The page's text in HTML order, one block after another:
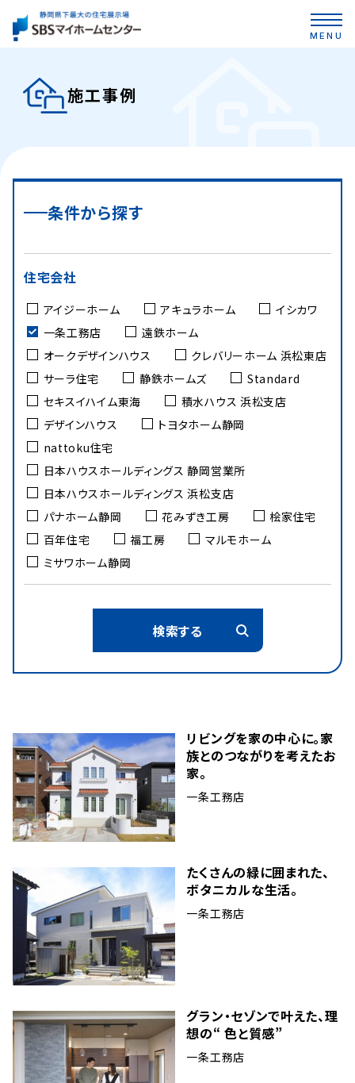
MENU
施工事例
条件から探す
住宅会社
アイジーホーム アキュラホーム
イシカワ
一条工務店
遠鉄ホーム
オークデザインハウス
クレバリーホーム 浜松東店
サーラ住宅
静鉄ホームズ
Standard
セキスイハイム東海
積水ハウス 浜松支店
デザインハウス
トヨタホーム静岡
nattoku住宅
日本ハウスホールディングス 静岡営業所
日本ハウスホールディングス 浜松支店
パナホーム静岡
花みずき工房
桧家住宅
百年住宅
福工房
マルモホーム
ミサワホーム静岡
検索する
リビングを家の中心に。家
族とのつながりを考えたお
家。
一条工務店
たくさんの緑に囲まれた、
ボタニカルな生活。
一条工務店
グラン・セゾンで叶えた、理
想の“ 色と質感”
一条工務店